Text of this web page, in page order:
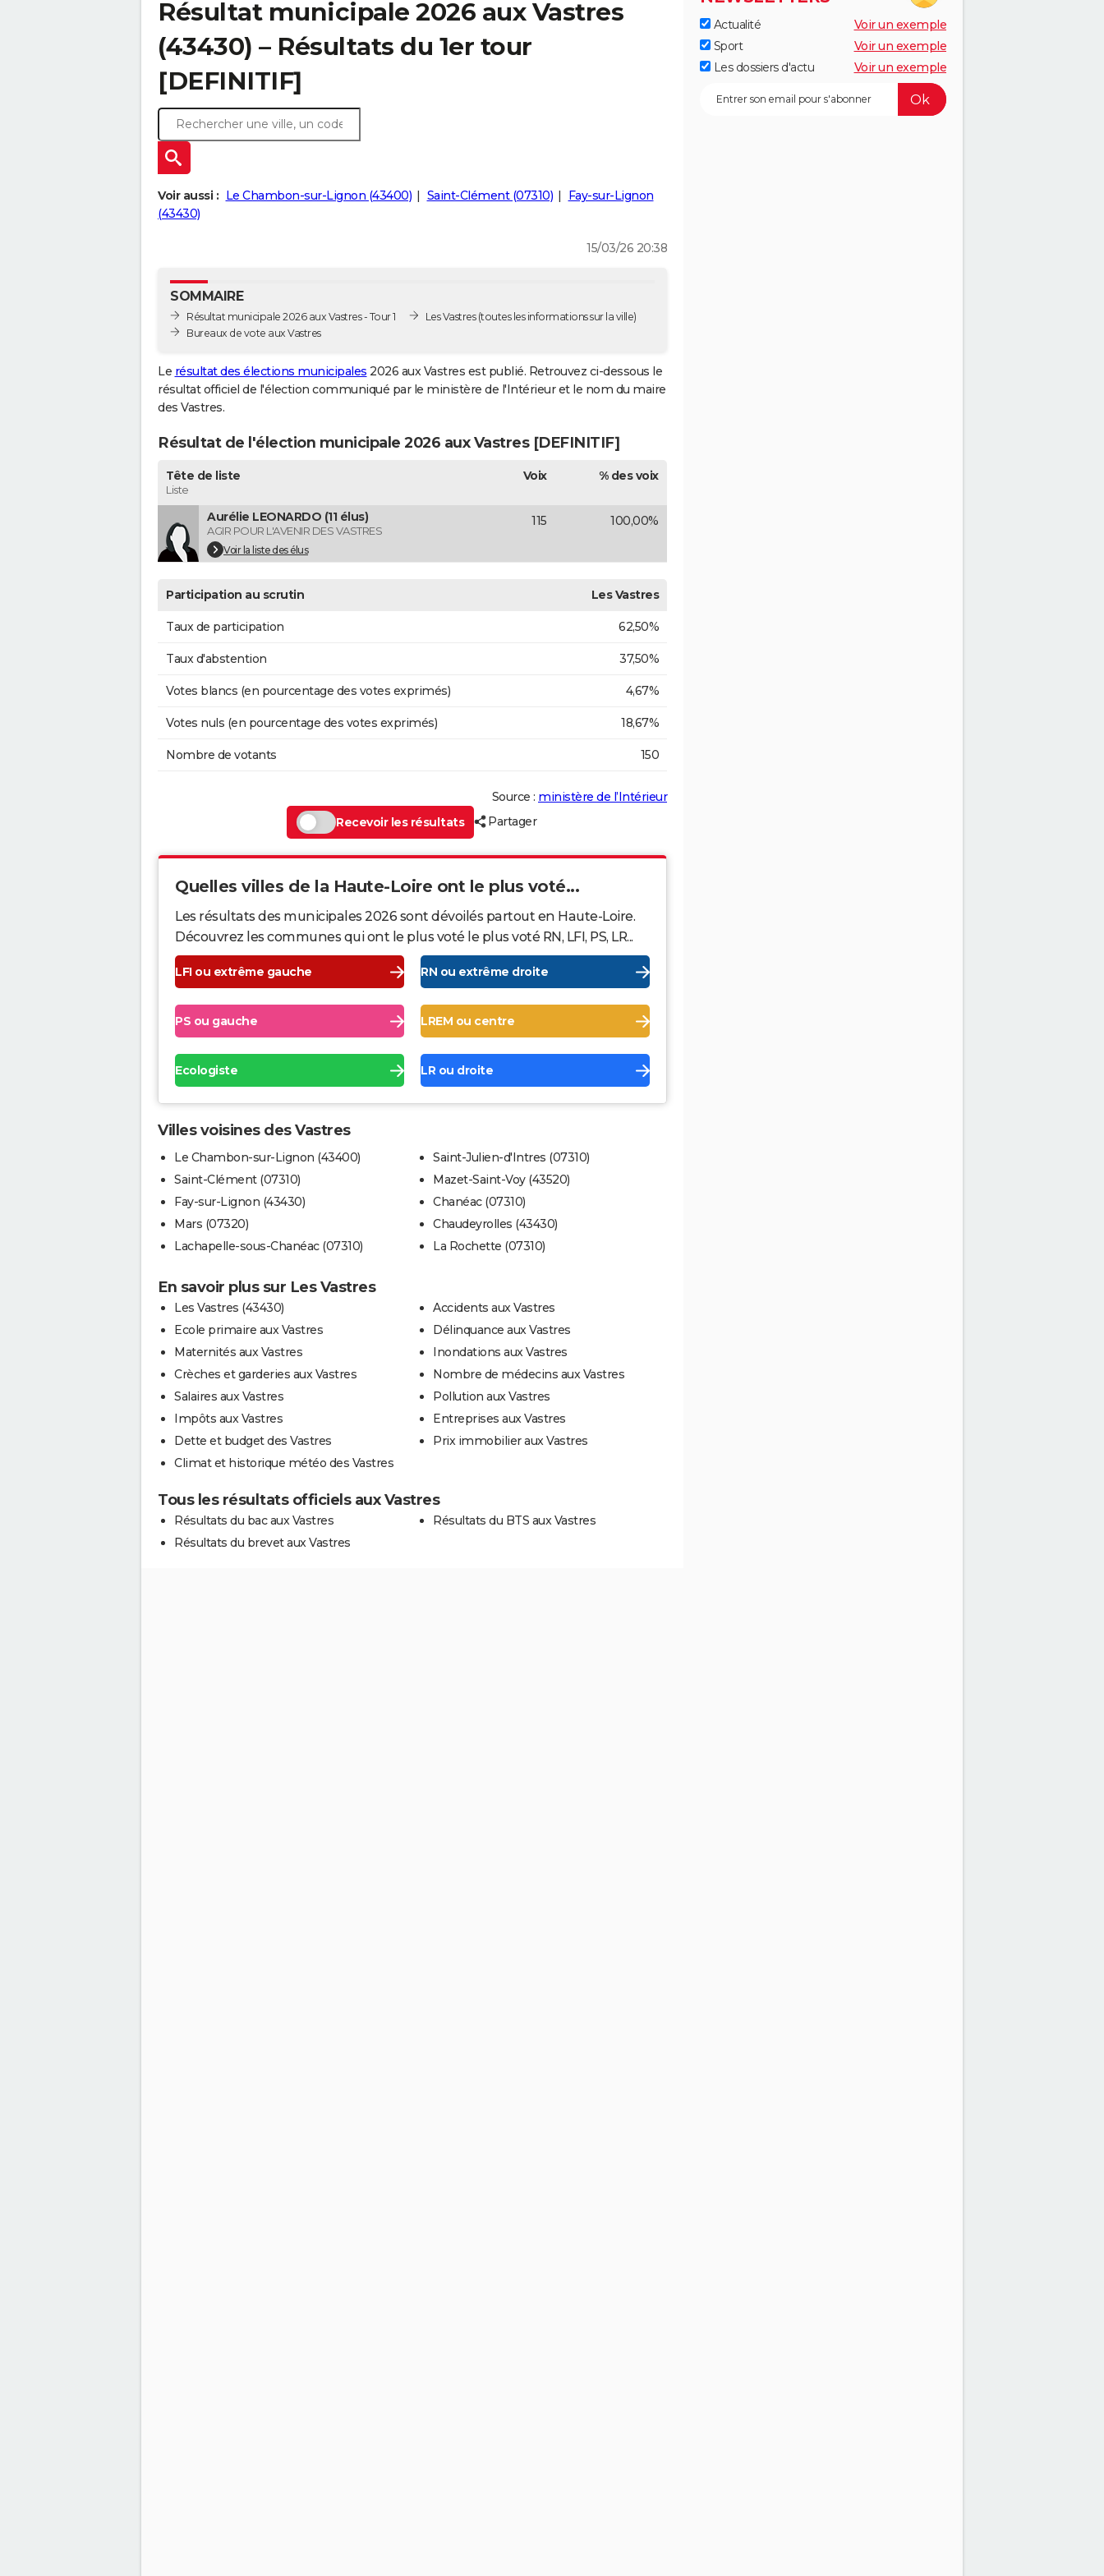
Résultat municipale 2026 aux Vastres
(43430) – Résultats du 1er tour
[DEFINITIF]
Voir aussi : Le Chambon-sur-Lignon (43400) Saint-Clément (07310)
Fay-sur-Lignon
(43430)
15/03/26 20:38
SOMMAIRE
Résultat municipale 2026 aux Vastres - Tour 1
Bureaux de vote aux Vastres
Les Vastres(toutes les informations sur la ville)
Le résultat des élections municipales 2026 aux Vastres est publié. Retrouvez ci-dessous le
résultat officiel de l'élection communiqué par le ministère de l'Intérieur et le nom du maire
des Vastres.
Résultat de l'élection municipale 2026 aux Vastres [DEFINITIF]
Tête de liste
Liste
Voix % des voix
Aurélie LEONARDO (11 élus)
AGIR POUR L'AVENIR DES VASTRES
Voir la liste des élus
115 100,00%
Participation au scrutin Les Vastres
Taux de participation 62,50%
Taux d'abstention 37,50%
Votes blancs (en pourcentage des votes exprimés) 4,67%
Votes nuls (en pourcentage des votes exprimés) 18,67%
Nombre de votants 150
Source : ministère de l’Intérieur
Recevoir les résultats
Partager
Quelles villes de la Haute-Loire ont le plus voté...
Les résultats des municipales 2026 sont dévoilés partout en Haute-Loire.
Découvrez les communes qui ont le plus voté le plus voté RN, LFI, PS, LR...
LFI ou extrême gauche RN ou extrême droite
PS ou gauche LREM ou centre
Ecologiste LR ou droite
Villes voisines des Vastres
Le Chambon-sur-Lignon (43400)
Saint-Clément (07310)
Fay-sur-Lignon (43430)
Mars (07320)
Lachapelle-sous-Chanéac (07310)
Saint-Julien-d'Intres (07310)
Mazet-Saint-Voy (43520)
Chanéac (07310)
Chaudeyrolles (43430)
La Rochette (07310)
En savoir plus sur Les Vastres
Les Vastres (43430)
Ecole primaire aux Vastres
Maternités aux Vastres
Crèches et garderies aux Vastres
Salaires aux Vastres
Impôts aux Vastres
Dette et budget des Vastres
Climat et historique météo des Vastres
Accidents aux Vastres
Délinquance aux Vastres
Inondations aux Vastres
Nombre de médecins aux Vastres
Pollution aux Vastres
Entreprises aux Vastres
Prix immobilier aux Vastres
Tous les résultats officiels aux Vastres
Résultats du bac aux Vastres
Résultats du brevet aux Vastres
Résultats du BTS aux Vastres
Actualité
Voir un exemple
Sport
Voir un exemple
Les dossiers d'actu
Voir un exemple